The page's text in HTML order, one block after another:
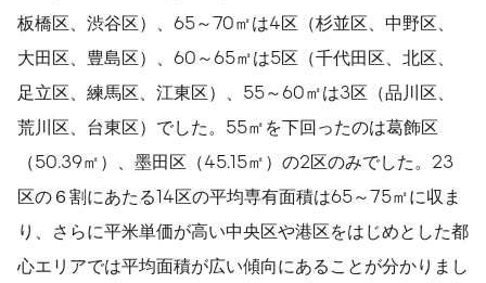
板橋区、渋谷区）、65～70㎡は4区（杉並区、中野区、
大田区、豊島区）、60～65㎡は5区（千代田区、北区、
足立区、練馬区、江東区）、55～60㎡は3区（品川区、
荒川区、台東区）でした。55㎡を下回ったのは葛飾区
（50.39㎡）、墨田区（45.15㎡）の2区のみでした。23
区の６割にあたる14区の平均専有面積は65～75㎡に収ま
り、さらに平米単価が高い中央区や港区をはじめとした都
心エリアでは平均面積が広い傾向にあることが分かりまし